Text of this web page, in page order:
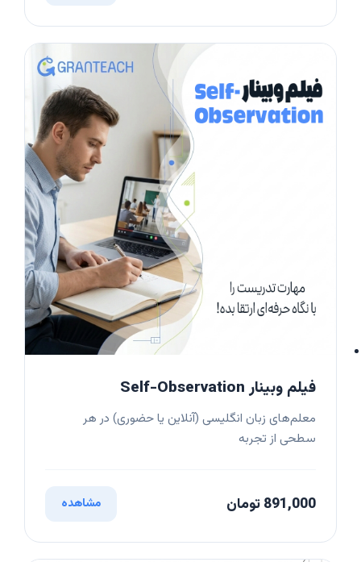
فیلم وبینار Self-Observation
معلم‌های زبان انگلیسی (آنلاین یا حضوری) در هر
سطحی از تجربه
891,000 تومان مشاهده